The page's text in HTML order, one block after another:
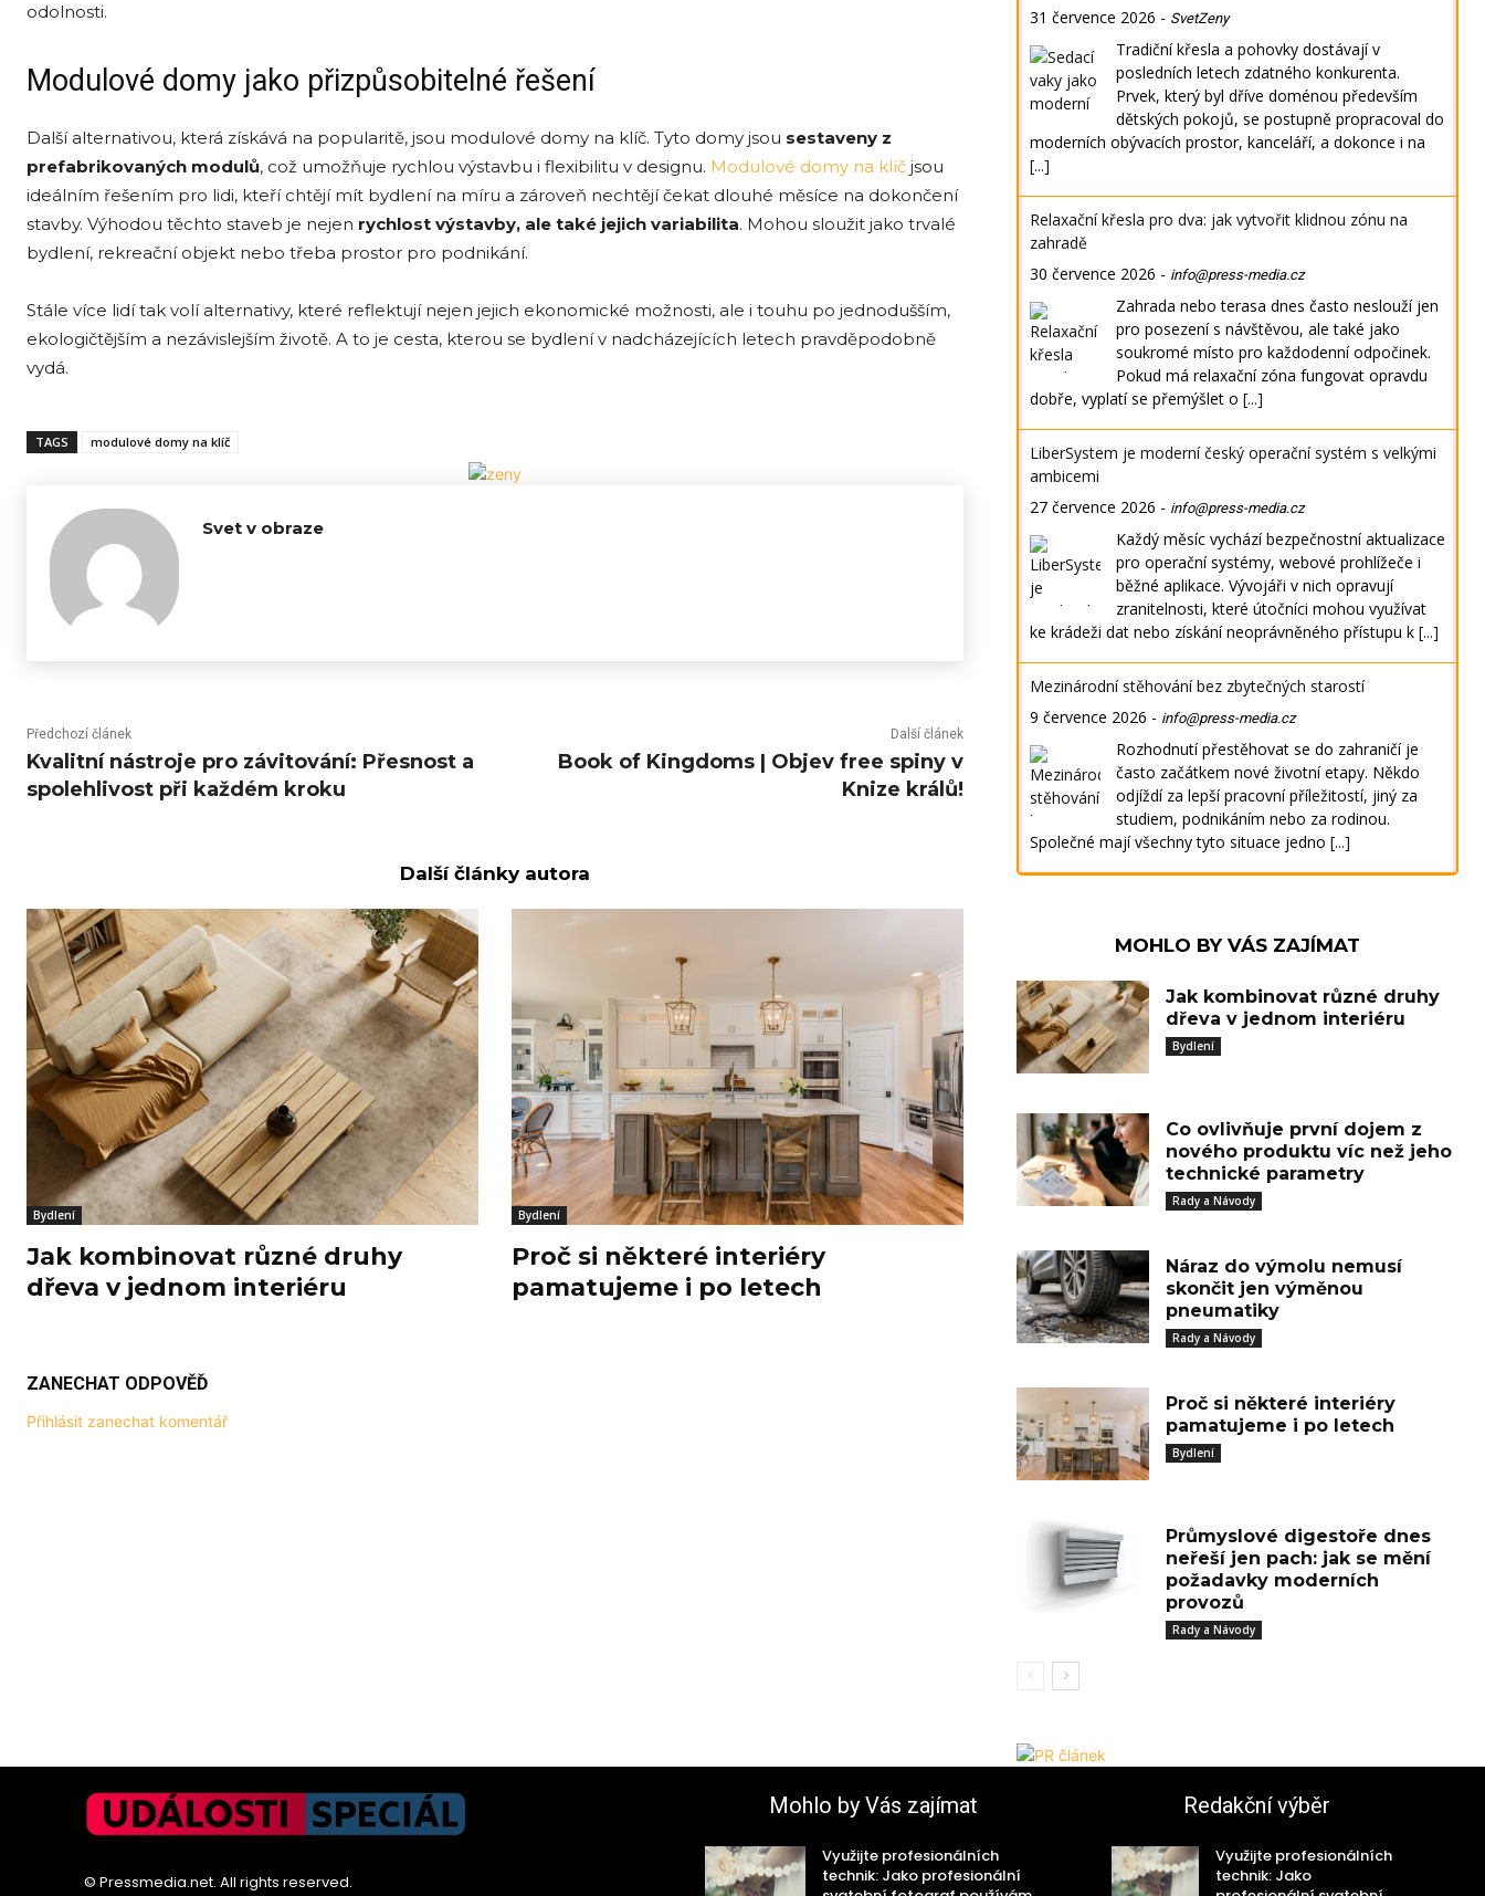
odolnosti.
Modulové domy jako přizpůsobitelné řešení
Další alternativou, která získává na popularitě, jsou modulové domy na klíč. Tyto domy jsou sestaveny z
prefabrikovaných modulů, což umožňuje rychlou výstavbu i flexibilitu v designu. Modulové domy na klíč jsou
ideálním řešením pro lidi, kteří chtějí mít bydlení na míru a zároveň nechtějí čekat dlouhé měsíce na dokončení
stavby. Výhodou těchto staveb je nejen rychlost výstavby, ale také jejich variabilita. Mohou sloužit jako trvalé
bydlení, rekreační objekt nebo třeba prostor pro podnikání.
Stále více lidí tak volí alternativy, které reflektují nejen jejich ekonomické možnosti, ale i touhu po jednodušším,
ekologičtějším a nezávislejším životě. A to je cesta, kterou se bydlení v nadcházejících letech pravděpodobně
vydá.
TAGS modulové domy na klíč
Svet v obraze
Předchozí článek
Kvalitní nástroje pro závitování: Přesnost a
spolehlivost při každém kroku
Další článek
Book of Kingdoms | Objev free spiny v
Knize králů!
Další články autora
Bydlení
Jak kombinovat různé druhy
dřeva v jednom interiéru
Bydlení
Proč si některé interiéry
pamatujeme i po letech
ZANECHAT ODPOVĚĎ
Přihlásit zanechat komentář
31 července 2026 - SvetZeny
Tradiční křesla a pohovky dostávají v
posledních letech zdatného konkurenta.
Prvek, který byl dříve doménou především
dětských pokojů, se postupně propracoval do
moderních obývacích prostor, kanceláří, a dokonce i na
[...]
Relaxační křesla pro dva: jak vytvořit klidnou zónu na
zahradě
30 července 2026 - info@press-media.cz
Zahrada nebo terasa dnes často neslouží jen
pro posezení s návštěvou, ale také jako
soukromé místo pro každodenní odpočinek.
Pokud má relaxační zóna fungovat opravdu
dobře, vyplatí se přemýšlet o [...]
LiberSystem je moderní český operační systém s velkými
ambicemi
27 července 2026 - info@press-media.cz
Každý měsíc vychází bezpečnostní aktualizace
pro operační systémy, webové prohlížeče i
běžné aplikace. Vývojáři v nich opravují
zranitelnosti, které útočníci mohou využívat
ke krádeži dat nebo získání neoprávněného přístupu k [...]
Mezinárodní stěhování bez zbytečných starostí
9 července 2026 - info@press-media.cz
Rozhodnutí přestěhovat se do zahraničí je
často začátkem nové životní etapy. Někdo
odjíždí za lepší pracovní příležitostí, jiný za
studiem, podnikáním nebo za rodinou.
Společné mají všechny tyto situace jedno [...]
MOHLO BY VÁS ZAJÍMAT
Jak kombinovat různé druhy
dřeva v jednom interiéru
Bydlení
Co ovlivňuje první dojem z
nového produktu víc než jeho
technické parametry
Rady a Návody
Náraz do výmolu nemusí
skončit jen výměnou
pneumatiky
Rady a Návody
Proč si některé interiéry
pamatujeme i po letech
Bydlení
Průmyslové digestoře dnes
neřeší jen pach: jak se mění
požadavky moderních
provozů
Rady a Návody
© Pressmedia.net. All rights reserved.
Mohlo by Vás zajímat
Využijte profesionálních
technik: Jako profesionální
Redakční výběr
Využijte profesionálních
technik: Jako